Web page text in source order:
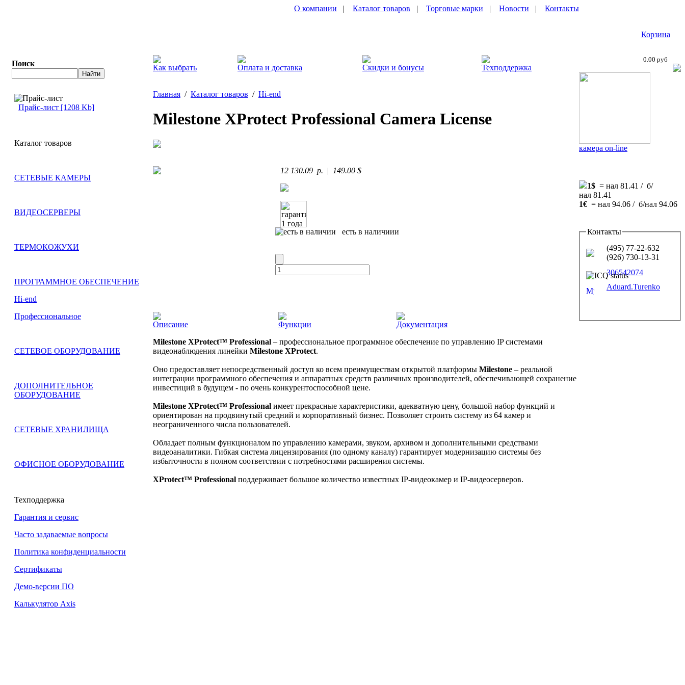
Поиск
О компании | Каталог товаров | Торговые марки | Новости | Контакты
Как выбрать Оплата и доставка Скидки и бонусы Техподдержка
Корзина
0.00 руб
Прайс-лист [1208 Kb]
Каталог товаров
СЕТЕВЫЕ КАМЕРЫ
ВИДЕОСЕРВЕРЫ
ТЕРМОКОЖУХИ
ПРОГРАММНОЕ ОБЕСПЕЧЕНИЕ
Hi-end
Профессиональное
СЕТЕВОЕ ОБОРУДОВАНИЕ
ДОПОЛНИТЕЛЬНОЕ
ОБОРУДОВАНИЕ
СЕТЕВЫЕ ХРАНИЛИЩА
ОФИСНОЕ ОБОРУДОВАНИЕ
Техподдержка
Гарантия и сервис
Часто задаваемые вопросы
Политика конфиденциальности
Сертификаты
Демо-версии ПО
Калькулятор Axis
Главная / Каталог товаров / Hi-end
Milestone XProtect Professional Camera License
12 130.09 p. | 149.00 $
есть в наличиии
Описание Функции
Документация
Milestone XProtect™ Professional – профессиональное программное обеспечение по управлению IP системами
видеонаблюдения линейки Milestone XProtect.
Оно предоставляет непосредственный доступ ко всем преимуществам открытой платформы Milestone – реальной
интеграции программного обеспечения и аппаратных средств различных производителей, обеспечивающей сохранение
инвестиций в будущем - по очень конкурентоспособной цене.
Milestone XProtect™ Professional имеет прекрасные характеристики, адекватную цену, большой набор функций и
ориентирован на продвинутый средний и корпоративный бизнес. Позволяет строить систему из 64 камер и
неограниченного числа пользователей.
Обладает полным функционалом по управлению камерами, звуком, архивом и дополнительными средствами
видеоаналитики. Гибкая система лицензирования (по одному каналу) гарантирует модернизацию системы без
избыточности в полном соответствии с потребностями расширения системы.
XProtect™ Professional поддерживает большое количество известных IP-видеокамер и IP-видеосерверов.
камера on-line
1$ = нал 81.41 / б/
нал 81.41
1€ = нал 94.06 / б/нал 94.06
Контакты
(495) 77-22-632
(926) 730-13-31
306542074
Aduard.Turenko